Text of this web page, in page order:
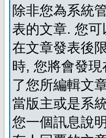
除非您為系統
表的文章. 您
在文章發表後
時, 您將會發
了您所編輯文
當版主或是系
您一個訊息說